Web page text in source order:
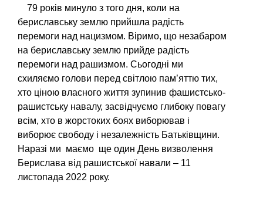
79 років минуло з того дня, коли на
бериславську землю прийшла радість
перемоги над нацизмом. Віримо, що незабаром
на бериславську землю прийде радість
перемоги над рашизмом. Сьогодні ми
схиляємо голови перед світлою пам’яттю тих,
хто ціною власного життя зупинив фашистсько-
рашистську навалу, засвідчуємо глибоку повагу
всім, хто в жорстоких боях виборював і
виборює свободу і незалежність Батьківщини.
Наразі ми маємо ще один День визволення
Берислава від рашистської навали – 11
листопада 2022 року.